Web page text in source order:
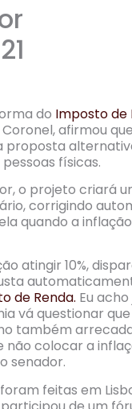
do Imposto de
afirmou
proposta
físicas.
o projeto criará
corrigindo
quando a
atingir 10%,
de Renda. Eu acho
vá questionar
também
não colocar a
senador.
feitas em